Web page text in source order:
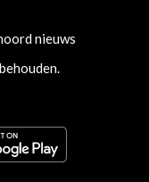
nieuws